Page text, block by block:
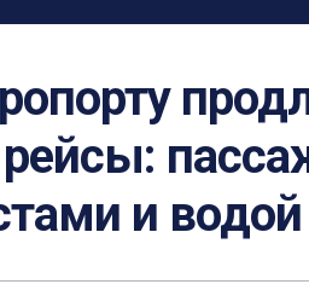
рейсы:
и водой